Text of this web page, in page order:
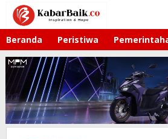
Lewati
konten
Beranda Peristiwa